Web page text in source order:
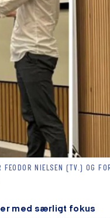
NIELSEN (TV.) OG
med særligt fokus